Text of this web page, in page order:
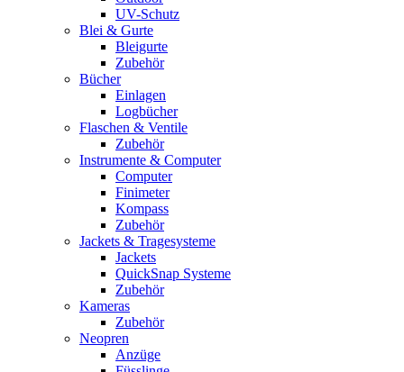
UV-Schutz
Blei & Gurte
Bleigurte
Zubehör
Bücher
Einlagen
Logbücher
Flaschen & Ventile
Zubehör
Instrumente & Computer
Computer
Finimeter
Kompass
Zubehör
Jackets & Tragesysteme
Jackets
QuickSnap Systeme
Zubehör
Kameras
Zubehör
Neopren
Anzüge